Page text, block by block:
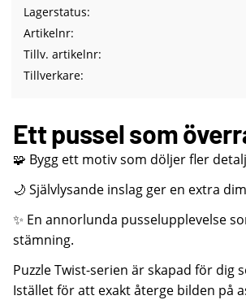
Lagerstatus
Artikelnr
Tillv. artikelnr
Tillverkare
Ett pussel som
🧩 Bygg ett motiv som döljer fler
🌙 Självlysande inslag ger en extra
✨ En annorlunda pusselupplevelse
stämning.
Puzzle Twist-serien är skapad för
Istället för att exakt återge bilden på